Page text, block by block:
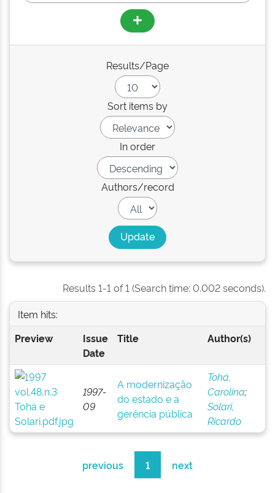
Results/Page
Sort items by
In order
Authors/record
Results 1-1 of 1 (Search time: 0.002 seconds).
Item hits:
Preview
Issue
Date
Title Author(s)
1997-
09
A modernização
do estado e a
gerência pública
Tohá,
Carolina;
Solari,
Ricardo
previous 1 next